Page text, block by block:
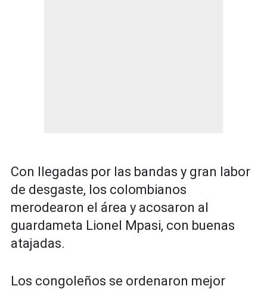
Con llegadas por las bandas y gran labor
de desgaste, los colombianos
merodearon el área y acosaron al
guardameta Lionel Mpasi, con buenas
atajadas.
Los congoleños se ordenaron mejor